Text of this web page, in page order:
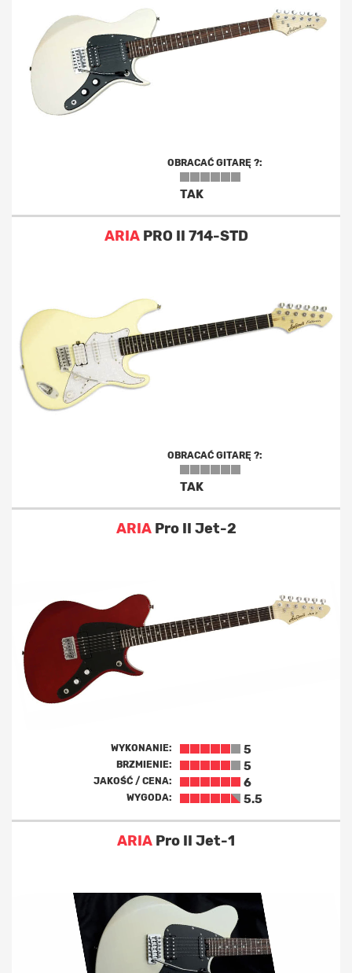
OBRACAĆ GITARĘ ?:
TAK
ARIAPRO II 714-STD
OBRACAĆ GITARĘ ?:
TAK
ARIAPro II Jet-2
WYKONANIE: 5
BRZMIENIE: 5
JAKOŚĆ / CENA: 6
WYGODA: 5.5
ARIA Pro II Jet-1